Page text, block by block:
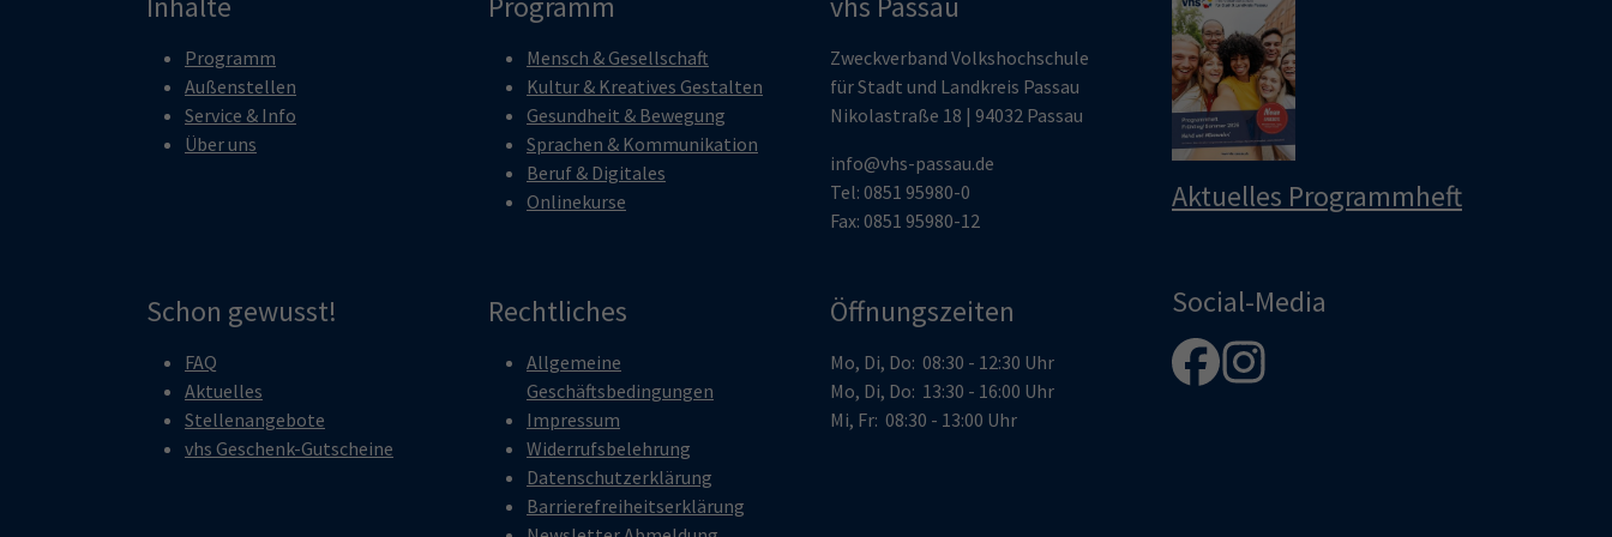
Programm
Außenstellen
Service & Info
Über uns
Mensch & Gesellschaft
Kultur & Kreatives Gestalten
Gesundheit & Bewegung
Sprachen & Kommunikation
Beruf & Digitales
Onlinekurse
Zweckverband Volkshochschule
für Stadt und Landkreis Passau
Nikolastraße 18 | 94032 Passau
info@vhs-passau.de
Tel: 0851 95980-0
Fax: 0851 95980-12
Aktuelles Programmheft
Schon gewusst!
FAQ
Aktuelles
Stellenangebote
vhs Geschenk-Gutscheine
Rechtliches
Allgemeine
Geschäftsbedingungen
Impressum
Widerrufsbelehrung
Datenschutzerklärung
Barrierefreiheitserklärung
Öffnungszeiten
Mo, Di, Do: 08:30 - 12:30 Uhr
Mo, Di, Do: 13:30 - 16:00 Uhr
Mi, Fr: 08:30 - 13:00 Uhr
Social-Media